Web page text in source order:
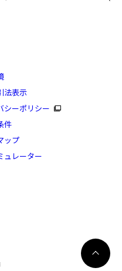
JAPAN(メイドインジ
ームカラー：ブラック
す。
ありません。
ので予めご了承ください。
ストアで取り扱っている商品が対象
知らせ
法表示
シーポリシー
件
ップ
ュレーター